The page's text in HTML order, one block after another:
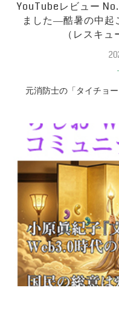
YouTubeレビュー
ました―酷暑の中起
（レスキ
元消防士の「タイチョ